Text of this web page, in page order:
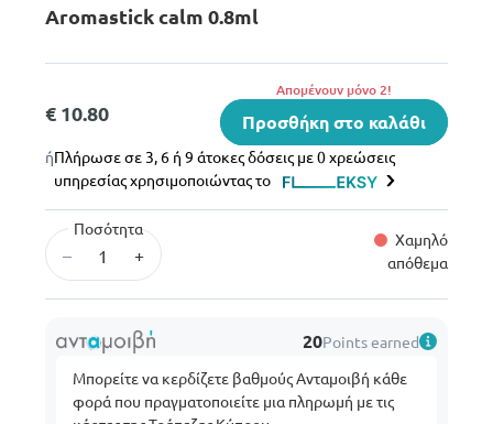
Aromastick calm 0.8ml
€ 10.80
Aπομένουν μόνο 2!
Προσθήκη στο καλάθι
ήΠλήρωσε σε 3, 6 ή 9 άτοκες δόσεις με 0 χρεώσεις
υπηρεσίας χρησιμοποιώντας το
Ποσότητα
– +
Χαμηλό
απόθεμα
20Points earned
Μπορείτε να κερδίζετε βαθμούς Ανταμοιβή κάθε
φορά που πραγματοποιείτε μια πληρωμή με τις